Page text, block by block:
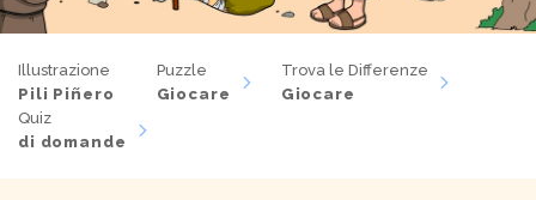
Illustrazione
Pili Piñero
Puzzle
Giocare
Trova le Differenze
Giocare
Quiz
di domande